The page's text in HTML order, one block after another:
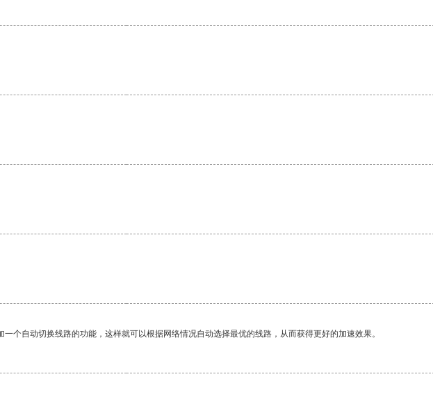
个自动切换线路的功能，这样就可以根据网络情况自动选择最优的线路，从而获得更好的加速效果。